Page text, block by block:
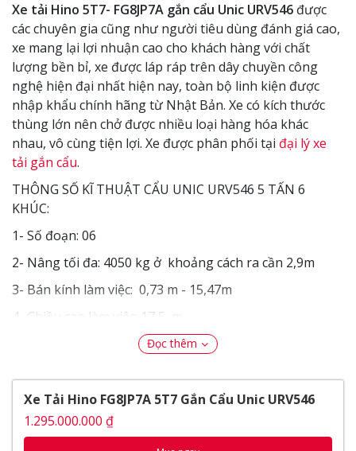
Xe tải Hino 5T7- FG8JP7A gắn cẩu Unic URV546 được
các chuyên gia cũng như người tiêu dùng đánh giá cao,
xe mang lại lợi nhuận cao cho khách hàng với chất
lượng bền bỉ, xe được láp ráp trên dây chuyền công
nghệ hiện đại nhất hiện nay, toàn bộ linh kiện được
nhập khẩu chính hãng từ Nhật Bản. Xe có kích thước
thùng lớn nên chở được nhiều loại hàng hóa khác
nhau, vô cùng tiện lợi. Xe được phân phối tại đại lý xe
tải gắn cẩu.
THÔNG SỐ KĨ THUẬT CẨU UNIC URV546 5 TẤN 6
KHÚC:
1- Số đoạn: 06
2- Nâng tối đa: 4050 kg ở khoảng cách ra cần 2,9m
3- Bán kính làm việc: 0,73 m - 15,47m
4- Chiều cao làm việc: 17,5 m
5- Thu hết cần: 3,93 m
7- Vận tốc gia cần: 11,78 m - 28 S
8- Vận tốc nâng cần: 1/ 78 độ - 12S
Đọc thêm
Xe Tải Hino FG8JP7A 5T7 Gắn Cẩu Unic URV546
1.295.000.000 ₫